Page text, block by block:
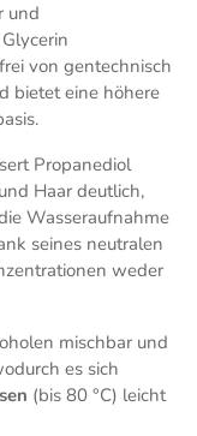
und
von gentechnisch
bietet eine höhere
Propanediol
Haar deutlich,
Wasseraufnahme
seines neutralen
weder
mischbar und
es sich
(bis 80 °C) leicht